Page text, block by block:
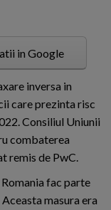
in Google
inversa in
care prezinta risc
Consiliul Uniunii
combaterea
remis de PwC.
fac parte
masura era